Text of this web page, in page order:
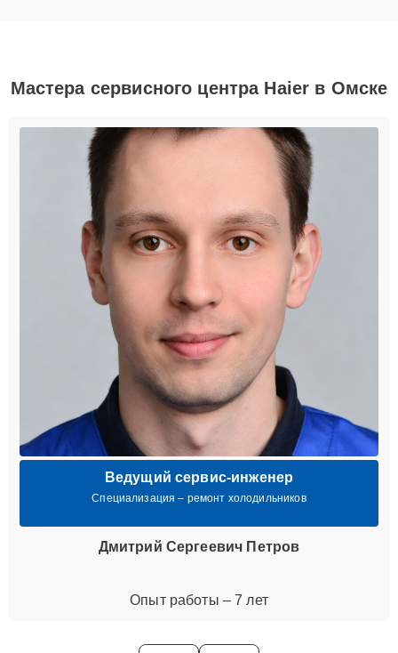
Мастера сервисного центра Haier в Омске
Ведущий сервис-инженер
Специализация – ремонт холодильников
Дмитрий Сергеевич Петров
Опыт работы – 7 лет